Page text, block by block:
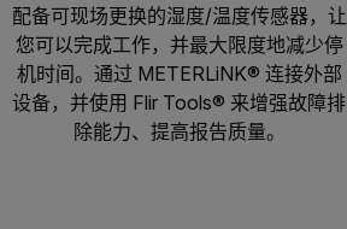
配备可现场更换的湿度/温度传感器，让
您可以完成工作，并最大限度地减少停
机时间。通过 METERLiNK® 连接外部
设备，并使用 Flir Tools® 来增强故障排
除能力、提高报告质量。